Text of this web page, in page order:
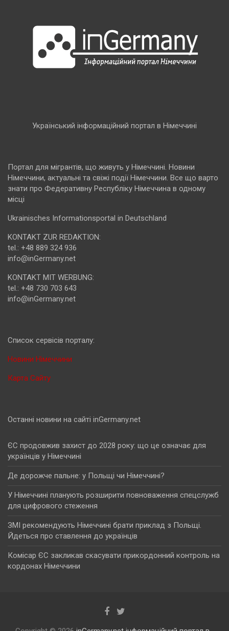
Український інформаційний портал в Німеччині
Портал для мігрантів, що живуть у Німеччині. Новини
Німеччини, актуальні та свіжі події Німеччини. Все що варто
знати про Федеративну Республіку Німеччина в одному
місці
Ukrainisches Informationsportal in Deutschland
KONTAKT ZUR REDAKTION:
tel.: +48 889 324 936
info@inGermany.net
KONTAKT MIT WERBUNG:
tel.: +48 730 703 643
info@inGermany.net
Cписок сервісів порталу:
Новини Німеччини
Карта Сайту
Останні новини на сайті inGermany.net
ЄС продовжив захист до 2028 року: що це означає для
українців у Німеччині
Де дорожче пальне: у Польщі чи Німеччині?
У Німеччині планують розширити повноваження спецслужб
для цифрового стеження
ЗМІ рекомендують Німеччині брати приклад з Польщі.
Йдеться про ставлення до українців
Комісар ЄС закликав скасувати прикордонний контроль на
кордонах Німеччини